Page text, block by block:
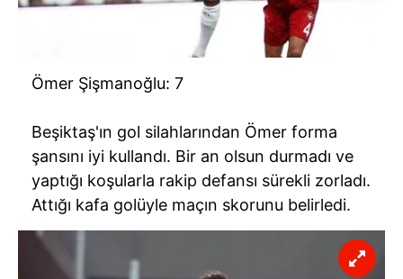
Ömer Şişmanoğlu: 7
Beşiktaş'ın gol silahlarından Ömer forma
şansını iyi kullandı. Bir an olsun durmadı ve
yaptığı koşularla rakip defansı sürekli zorladı.
Attığı kafa golüyle maçın skorunu belirledi.